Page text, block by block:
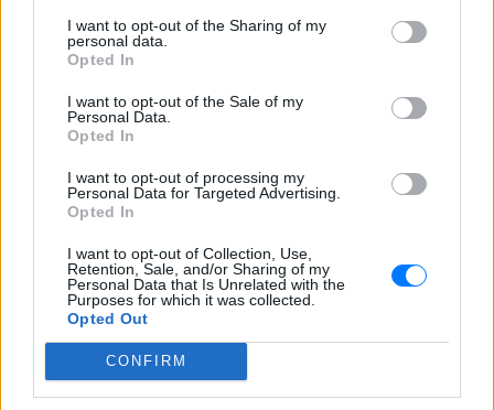
I want to opt-out of the Sharing of my
personal data.
Opted In
I want to opt-out of the Sale of my
Personal Data.
Opted In
I want to opt-out of processing my
Personal Data for Targeted Advertising.
Opted In
I want to opt-out of Collection, Use,
Retention, Sale, and/or Sharing of my
Personal Data that Is Unrelated with the
Purposes for which it was collected.
Opted Out
CONFIRM
με αγέλη λύκων εξηγεί γιατί
«Κρατάμε την επιστημονική απόσταση,
δεν είναι δυνατόν να πάω να επέμβω,
αγέλη με λύκους, είναι επικίνδυνο» λέει
στο protothema.gr ο διδάκτορας
ζωολογίας του ΑΠΘ, Θεόδωρος Κομηνός
Για πάντα στη Ρεάλ Μαδρίτης ο
Βινίσιους: Υπογράφει νέο
εξαετές συμβόλαιο ο
Σύμφωνα με τον Φαμπρίτσιο Ρομάνο ο
Βραζιλιάνος είναι έτοιμος να αποδεχτεί